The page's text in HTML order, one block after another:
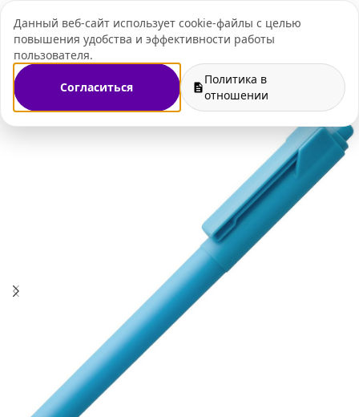
Данный веб-сайт использует cookie-файлы с целью
повышения удобства и эффективности работы
пользователя.
Согласиться
Политика в
отношении
+7 (495) 109-07-
Ручки с логотипом Пластиковые ручки с логотипом